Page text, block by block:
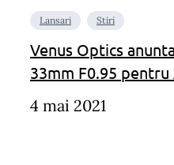
Lansari Stiri
Venus Optics
33mm F0.95 pentru
4 mai 2021